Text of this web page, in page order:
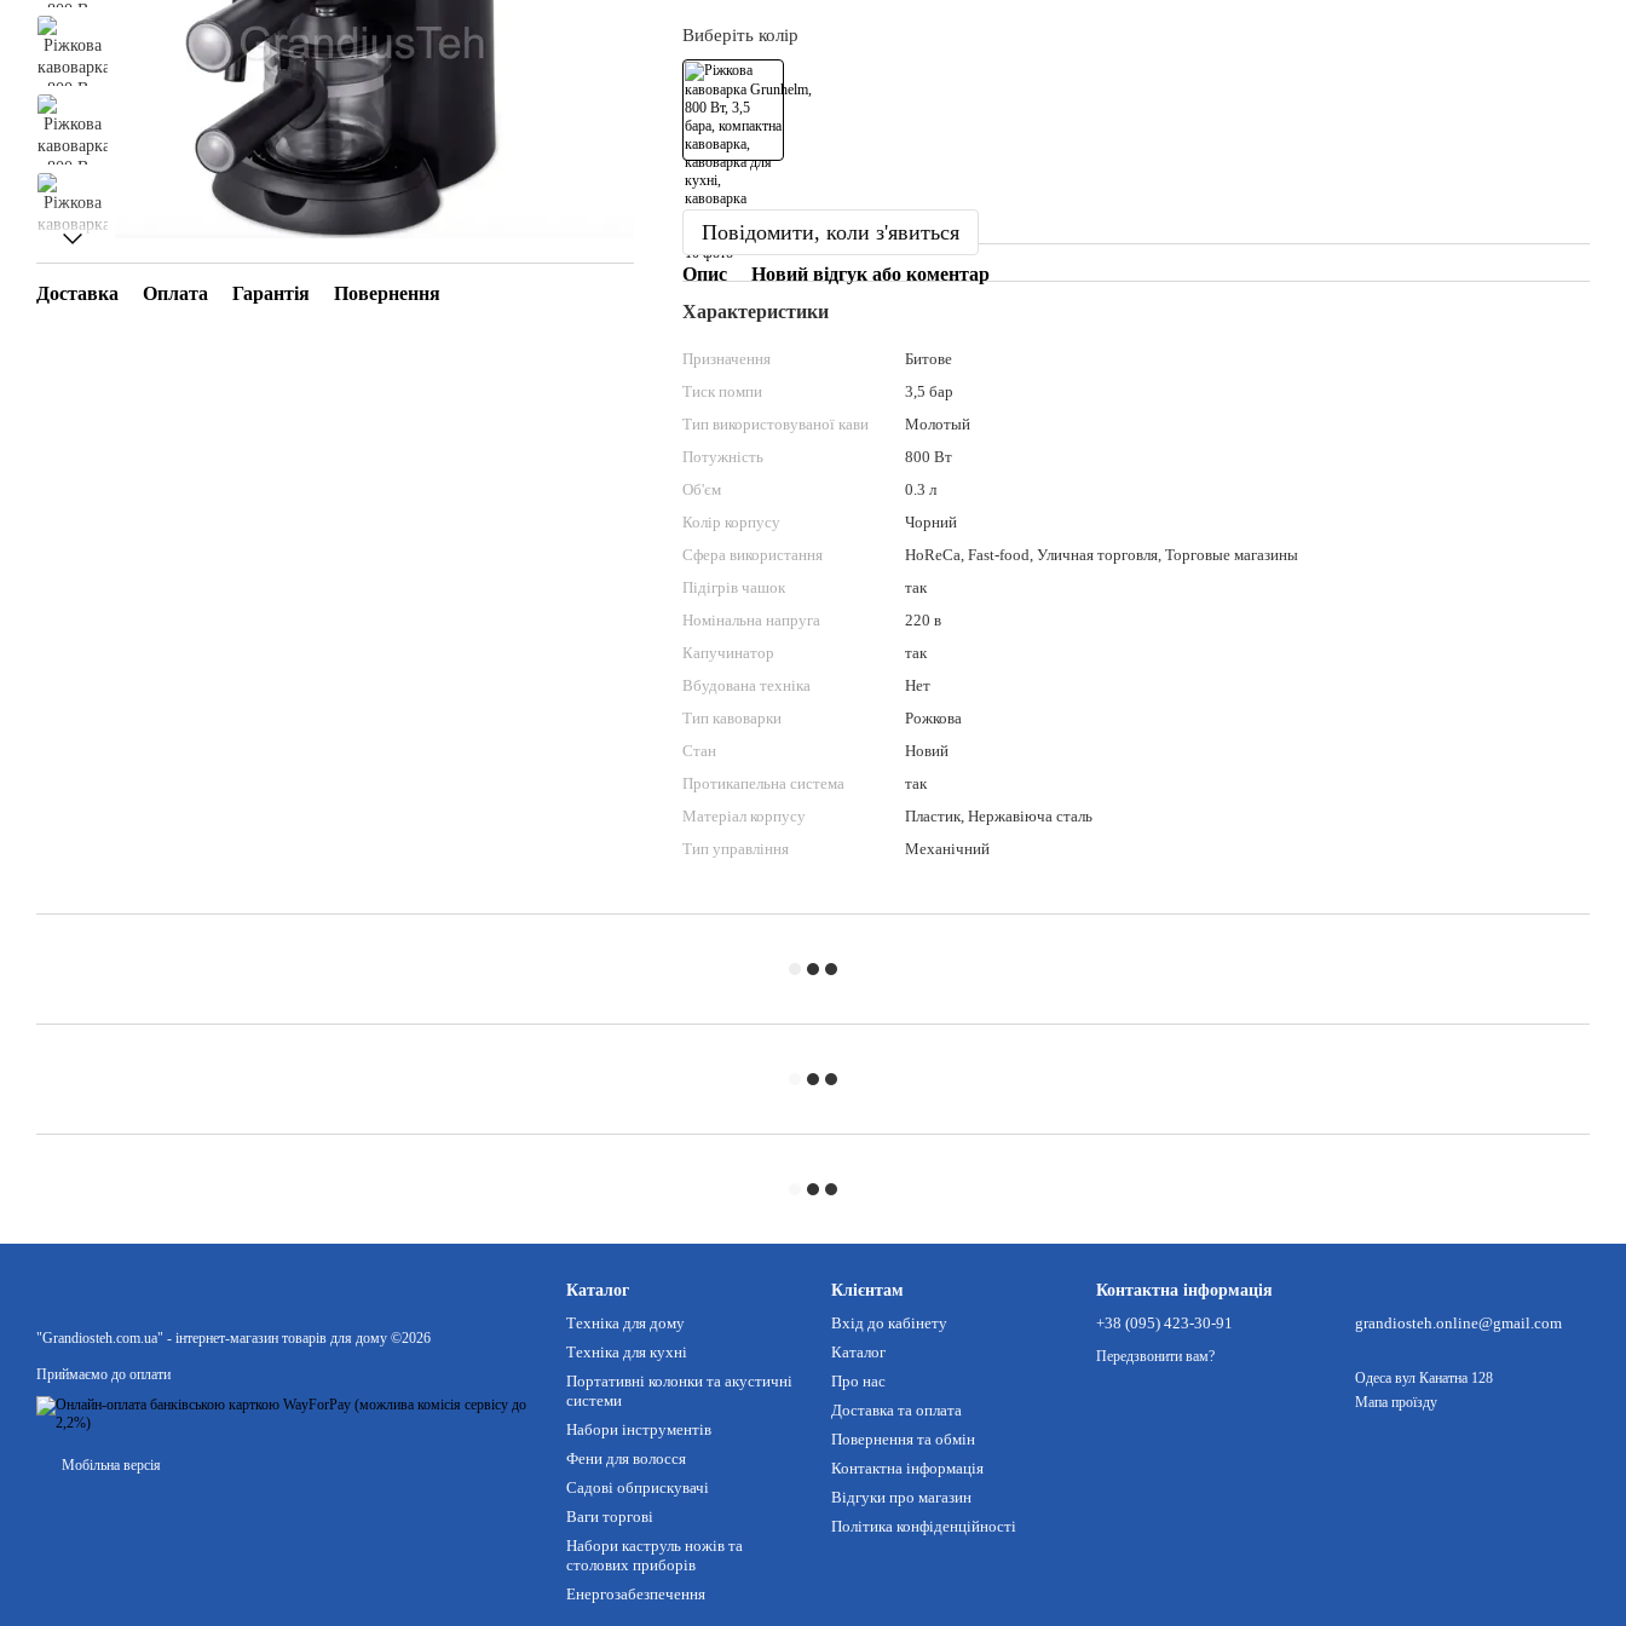
Доставка Оплата Гарантія Повернення
Виберіть колір
Повідомити, коли з'явиться
Опис
Новий відгук або коментар
Характеристики
Призначення
Битове
Тиск помпи
3,5 бар
Тип використовуваної кави
Молотый
Потужність
800 Вт
Об'єм
0.3 л
Колір корпусу
Чорний
Сфера використання
HoReCa, Fast-food, Уличная торговля, Торговые магазины
Підігрів чашок
так
Номінальна напруга
220 в
Капучинатор
так
Вбудована техніка
Нет
Тип кавоварки
Рожкова
Стан
Новий
Протикапельна система
так
Матеріал корпусу
Пластик, Нержавіюча сталь
Тип управління
Механічний
"Grandiosteh.com.ua" - інтернет-магазин товарів для дому ©2026
Приймаємо до оплати
Мобільна версія
Каталог
Техніка для дому
Техніка для кухні
Портативні колонки та акустичні
системи
Набори інструментів
Фени для волосся
Садові обприскувачі
Ваги торгові
Набори каструль ножів та
столових приборів
Енергозабезпечення
Клієнтам
Вхід до кабінету
Каталог
Про нас
Доставка та оплата
Повернення та обмін
Контактна інформація
Відгуки про магазин
Політика конфіденційності
Контактна інформація
+38 (095) 423-30-91
Передзвонити вам?
grandiosteh.online@gmail.com
Одеса вул Канатна 128
Мапа проїзду